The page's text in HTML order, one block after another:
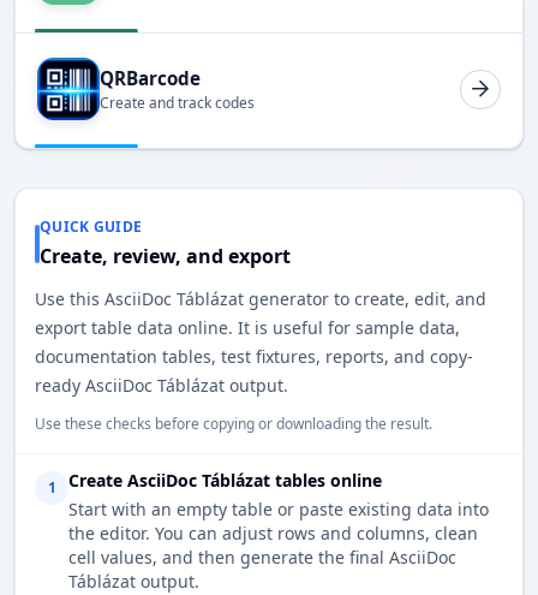
QRBarcode
Create and track codes
QUICK GUIDE
Create, review, and export
Use this AsciiDoc Táblázat generator to create, edit, and
export table data online. It is useful for sample data,
documentation tables, test fixtures, reports, and copy-
ready AsciiDoc Táblázat output.
Use these checks before copying or downloading the result.
1
Create AsciiDoc Táblázat tables online
Start with an empty table or paste existing data into
the editor. You can adjust rows and columns, clean
cell values, and then generate the final AsciiDoc
Táblázat output.